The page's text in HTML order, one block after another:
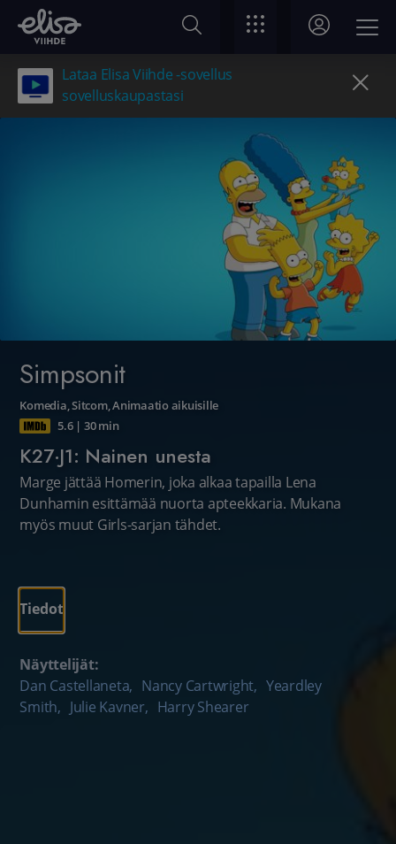
Lataa Elisa Viihde -sovellus
sovelluskaupastasi
Simpsonit
Komedia,Sitcom,Animaatio aikuisille
5.6| 30 min
K27·J1: Nainen unesta
Marge jättää Homerin, joka alkaa tapailla Lena
Dunhamin esittämää nuorta apteekkaria. Mukana
myös muut Girls-sarjan tähdet.
Tiedot
Näyttelijät:
Dan Castellaneta, Nancy Cartwright, Yeardley
Smith, Julie Kavner, Harry Shearer